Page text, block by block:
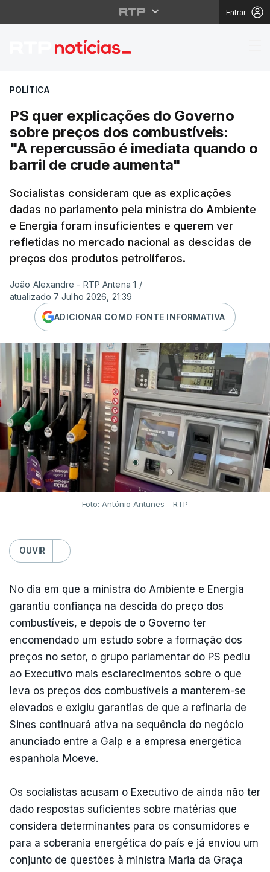
Entrar
PS quer explicações
POLÍTICA
PS quer explicações do Governo
sobre preços dos combustíveis:
"A repercussão é imediata quando o
barril de crude aumenta"
Socialistas consideram que as explicações
dadas no parlamento pela ministra do Ambiente
e Energia foram insuficientes e querem ver
refletidas no mercado nacional as descidas de
preços dos produtos petrolíferos.
João Alexandre - RTP Antena 1 /
atualizado 7 Julho 2026, 21:39
ADICIONAR COMO FONTE INFORMATIVA
Foto: António Antunes - RTP
OUVIR
No dia em que a ministra do Ambiente e Energia
garantiu confiança na descida do preço dos
combustíveis, e depois de o Governo ter
encomendado um estudo sobre a formação dos
preços no setor, o grupo parlamentar do PS pediu
ao Executivo mais esclarecimentos sobre o que
leva os preços dos combustíveis a manterem-se
elevados e exigiu garantias de que a refinaria de
Sines continuará ativa na sequência do negócio
anunciado entre a Galp e a empresa energética
espanhola Moeve.
Os socialistas acusam o Executivo de ainda não ter
dado respostas suficientes sobre matérias que
considera determinantes para os consumidores e
para a soberania energética do país e já enviou um
conjunto de questões à ministra Maria da Graça